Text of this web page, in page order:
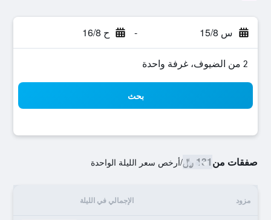
س 15/8 - ح 16/8
2 من الضيوف، غرفة واحدة
بحث
صفقات من131 ﷼ /أرخص سعر الليلة الواحدة
مزود الإجمالي في الليلة